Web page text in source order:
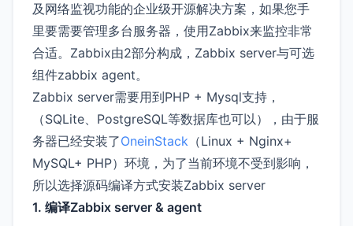
及网络监视功能的企业级开源解决方案，如果您手
里要需要管理多台服务器，使用Zabbix来监控非常
合适。Zabbix由2部分构成，Zabbix server与可选
组件zabbix agent。
Zabbix server需要用到PHP + Mysql支持，
（SQLite、PostgreSQL等数据库也可以），由于服
务器已经安装了OneinStack （Linux + Nginx+
MySQL+ PHP）环境，为了当前环境不受到影响，
所以选择源码编译方式安装Zabbix server
1. 编译Zabbix server & agent